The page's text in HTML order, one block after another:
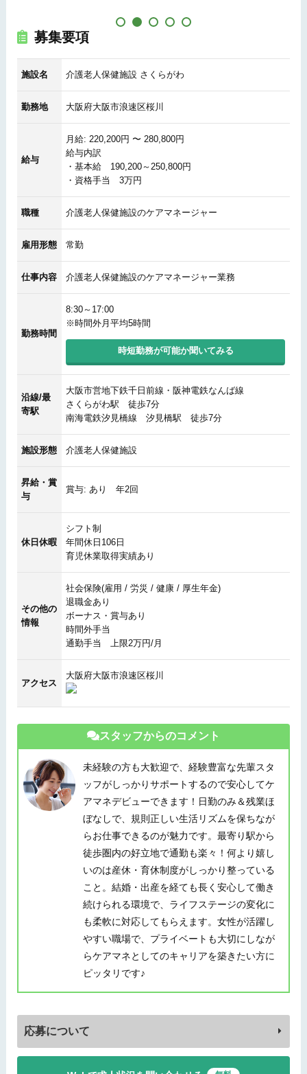
募集要項
施設名 介護老人保健施設 さくらがわ
勤務地 大阪府大阪市浪速区桜川
給与
月給: 220,200円 〜 280,800円
給与内訳
・基本給 190,200～250,800円
・資格手当 3万円
職種 介護老人保健施設のケアマネージャー
雇用形態 常勤
仕事内容 介護老人保健施設のケアマネージャー業務
勤務時間
8:30～17:00
※時間外月平均5時間
時短勤務が可能か聞いてみる
沿線/最
寄駅
大阪市営地下鉄千日前線・阪神電鉄なんば線
さくらがわ駅 徒歩7分
南海電鉄汐見橋線 汐見橋駅 徒歩7分
施設形態 介護老人保健施設
昇給・賞
与
賞与: あり 年2回
休日休暇
シフト制
年間休日106日
育児休業取得実績あり
その他の
情報
社会保険(雇用 / 労災 / 健康 / 厚生年金)
退職金あり
ボーナス・賞与あり
時間外手当
通勤手当 上限2万円/月
アクセス
大阪府大阪市浪速区桜川
スタッフからのコメント
未経験の方も大歓迎で、経験豊富な先輩スタ
ッフがしっかりサポートするので安心してケ
アマネデビューできます！日勤のみ＆残業ほ
ぼなしで、規則正しい生活リズムを保ちなが
らお仕事できるのが魅力です。最寄り駅から
徒歩圏内の好立地で通勤も楽々！何より嬉し
いのは産休・育休制度がしっかり整っている
こと。結婚・出産を経ても長く安心して働き
続けられる環境で、ライフステージの変化に
も柔軟に対応してもらえます。女性が活躍し
やすい職場で、プライベートも大切にしなが
らケアマネとしてのキャリアを築きたい方に
ピッタリです♪
応募について